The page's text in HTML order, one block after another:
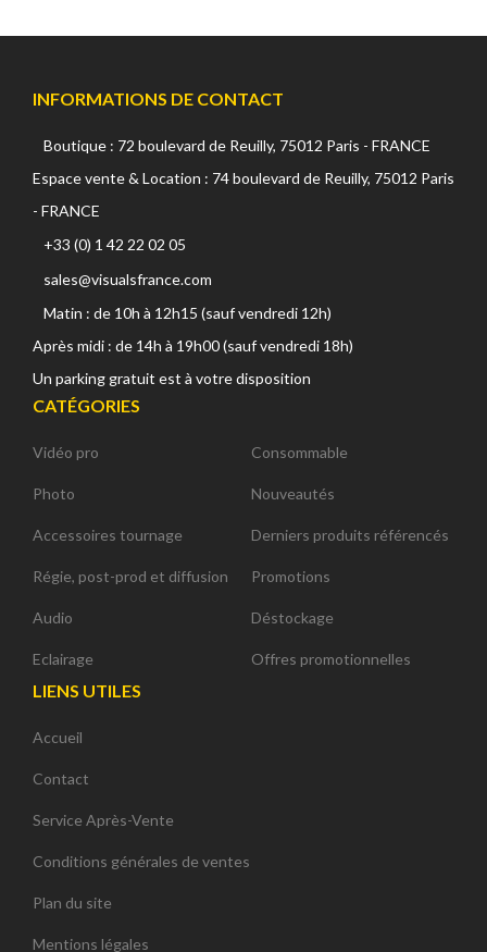
INFORMATIONS DE CONTACT
Boutique : 72 boulevard de Reuilly, 75012 Paris - FRANCE
Espace vente & Location : 74 boulevard de Reuilly, 75012 Paris
- FRANCE
+33 (0) 1 42 22 02 05
sales@visualsfrance.com
Matin : de 10h à 12h15 (sauf vendredi 12h)
Après midi : de 14h à 19h00 (sauf vendredi 18h)
Un parking gratuit est à votre disposition
CATÉGORIES
Vidéo pro
Photo
Accessoires tournage
Régie, post-prod et diffusion
Audio
Eclairage
Consommable
Nouveautés
Derniers produits référencés
Promotions
Déstockage
Offres promotionnelles
LIENS UTILES
Accueil
Contact
Service Après-Vente
Conditions générales de ventes
Plan du site
Mentions légales